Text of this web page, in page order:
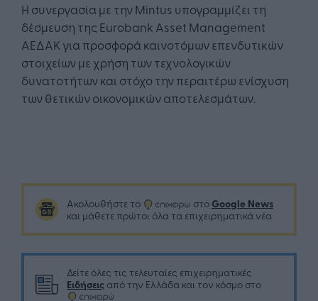
Η συνεργασία με την Mintus υπογραμμίζει τη
δέσμευση της Eurobank Asset Management
ΑΕΔΑΚ για προσφορά καινοτόμων επενδυτικών
στοιχείων με χρήση των τεχνολογικών
δυνατοτήτων και στόχο την περαιτέρω ενίσχυση
των θετικών οικονομικών αποτελεσμάτων.
Ακολουθήστε το στο Google News
και μάθετε πρώτοι όλα τα επιχειρηματικά νέα
Δείτε όλες τις τελευταίες επιχειρηματικές
Ειδήσεις από την Ελλάδα και τον κόσμο στο